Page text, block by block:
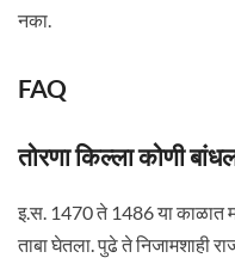
नका.
FAQ
तोरणा किल्ला कोणी
इ.स. 1470 ते 1486 या काळात
ताबा घेतला. पुढे ते निजामशाही